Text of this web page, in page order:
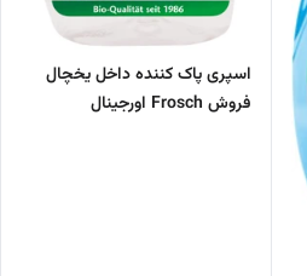
اسپری پاک کننده داخل یخچال
فروش Frosch اورجینال